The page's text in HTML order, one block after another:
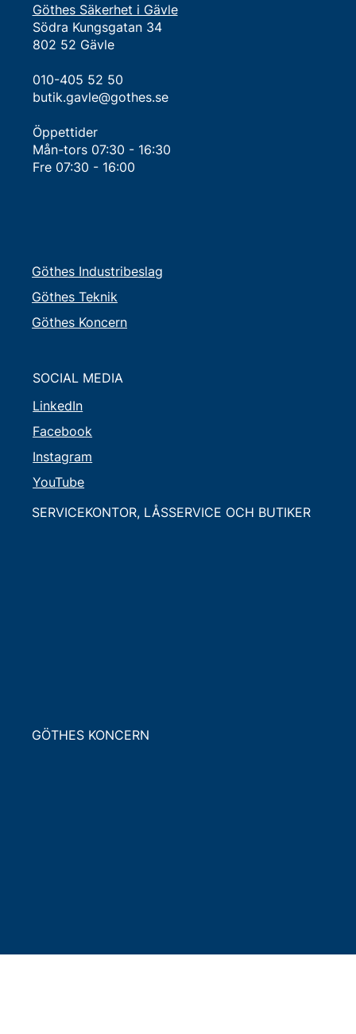
SERVICEKONTOR, LÅSSERVICE OCH BUTIKER
GÖTHES KONCERN
Göthes Säkerhet i Gävle
Södra Kungsgatan 34
802 52 Gävle
010-405 52 50
butik.gavle@gothes.se
Öppettider
Mån-tors 07:30 - 16:30​
Fre 07:30 - 16:00
Göthes Industribeslag
Göthes Teknik
Göthes Koncern
SOCIAL MEDIA
LinkedIn
Facebook
Instagram
YouTube